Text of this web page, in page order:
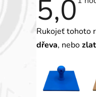
5,0
5,0
5
Rukojeť tohoto
dřeva, nebo